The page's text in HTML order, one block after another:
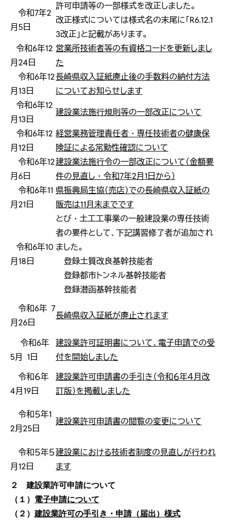
令和7年2
月5日
許可申請等の一部様式を改正しました。
改正様式については様式名の末尾に「R6.12.1
3改正」と記載があります。
令和6年12
月24日
営業所技術者等の有資格コードを更新しまし
た
令和6年12
月13日
長崎県収入証紙廃止後の手数料の納付方法
についてお知らせします
令和6年12
月13日
建設業法施行規則等の一部改正について
令和6年12
月12日
経営業務管理責任者・専任技術者の健康保
険証による常勤性確認について
令和6年12
月6日
建設業法施行令の一部改正について（金額要
件の見直し・令和7年2月1日から）
令和6年11
月21日
県振興局生協（売店）での長崎県収入証紙の
販売は11月末までです
令和6年10
月18日
とび・土工工事業の一般建設業の専任技術
者の要件として、下記講習修了者が追加され
ました。
登録土質改良基幹技能者
登録都市トンネル基幹技能者
登録潜函基幹技能者
令和6年 7
月26日
長崎県収入証紙が廃止されます
令和6年
5月 1日
建設業許可証明書について、電子申請での受
付を開始しました
令和６年
4月19日
建設業許可申請書の手引き（令和６年４月改
訂版）を掲載しました
令和５年1
2月25日
建設業許可申請書の閲覧の変更について
令和５年５
月12日
建設業における技術者制度の見直しが行われ
ます
２ 建設業許可申請について
（１） 電子申請について
（２） 建設業許可の手引き・申請（届出）様式